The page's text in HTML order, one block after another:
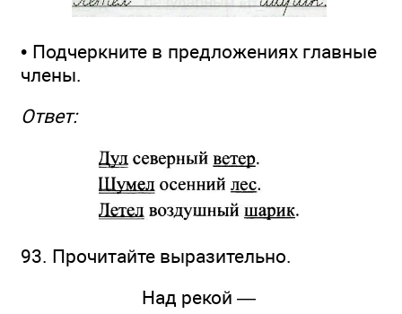
• Подчеркните в предложениях главные
члены.
Ответ:
93. Прочитайте выразительно.
Над рекой —